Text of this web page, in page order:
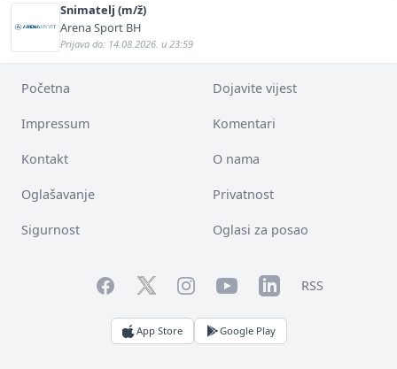
Snimatelj (m/ž)
Arena Sport BH
Prijava do: 14.08.2026. u 23:59
Početna Dojavite vijest
Impressum Komentari
Kontakt O nama
Oglašavanje Privatnost
Sigurnost Oglasi za posao
FacebookTwitterInstagramYouTubeLinkedInRSS
App Store Google Play